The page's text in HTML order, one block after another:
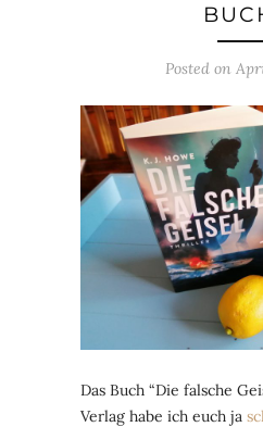
Posted on
Das Buch “Die falsche
Verlag habe ich euch ja